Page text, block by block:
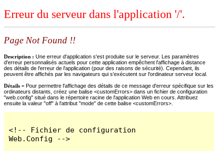
Erreur du serveur dans l'application '/'.
Page Not Found !!
Description : Une erreur d'application s'est produite sur le serveur. Les paramètres
d'erreur personnalisés actuels pour cette application empêchent l'affichage à distance
des détails de l'erreur de l'application (pour des raisons de sécurité). Cependant, ils
peuvent être affichés par les navigateurs qui s'exécutent sur l'ordinateur serveur local.
Détails = Pour permettre l'affichage des détails de ce message d'erreur spécifique sur les
ordinateurs distants, créez une balise <customErrors> dans un fichier de configuration
"web.config" situé dans le répertoire racine de l'application Web en cours. Attribuez
ensuite la valeur "off" à l'attribut "mode" de cette balise <customErrors>.
<!-- Fichier de configuration
Web.Config -->